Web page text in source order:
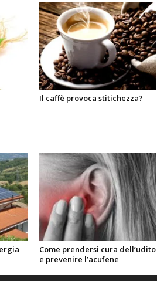
Il caffè provoca stitichezza?
Come prendersi cura dell’udito
e prevenire l’acufene